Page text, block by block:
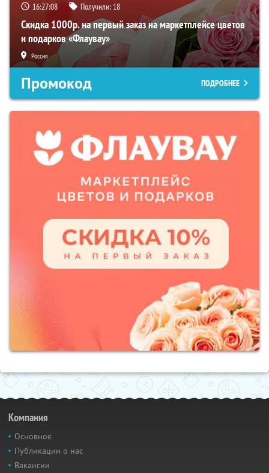
16:27:07 Получили: 18
Скидка 1000р. на первый заказ на маркетплейсе цветов
и подарков «Флаувау»
Россия
Промокод ПОДРОБНЕЕ
Компания
Основное
Публикации о нас
Вакансии